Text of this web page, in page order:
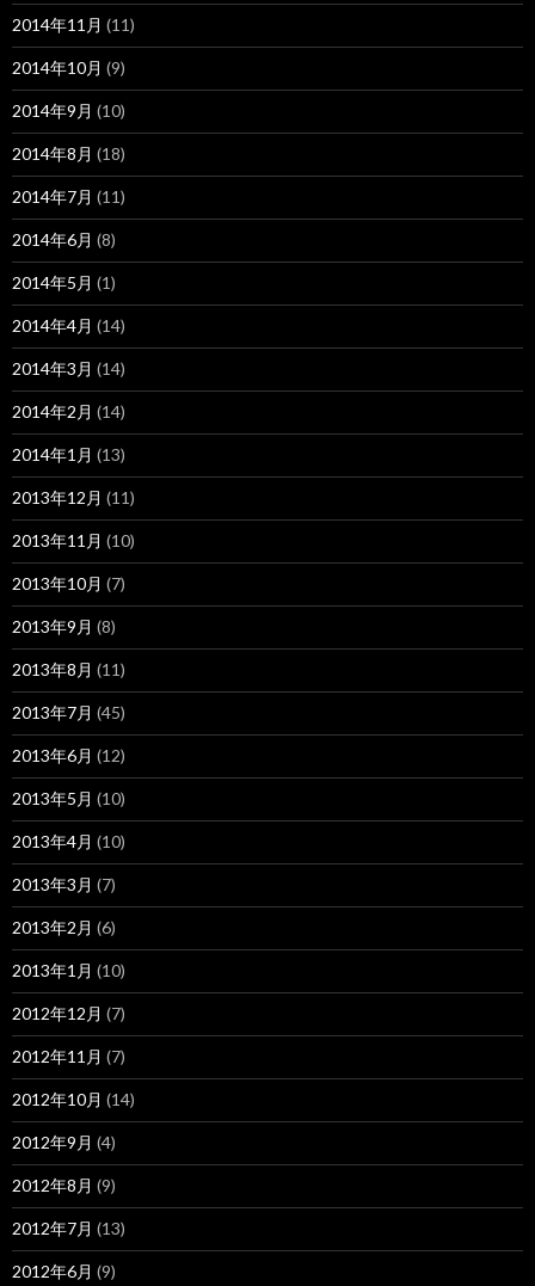
2014年11月 (11)
2014年10月 (9)
2014年9月 (10)
2014年8月 (18)
2014年7月 (11)
2014年6月 (8)
2014年5月 (1)
2014年4月 (14)
2014年3月 (14)
2014年2月 (14)
2014年1月 (13)
2013年12月 (11)
2013年11月 (10)
2013年10月 (7)
2013年9月 (8)
2013年8月 (11)
2013年7月 (45)
2013年6月 (12)
2013年5月 (10)
2013年4月 (10)
2013年3月 (7)
2013年2月 (6)
2013年1月 (10)
2012年12月 (7)
2012年11月 (7)
2012年10月 (14)
2012年9月 (4)
2012年8月 (9)
2012年7月 (13)
2012年6月 (9)